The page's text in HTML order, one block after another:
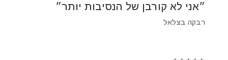
״אני לא קורבן של הנסיבות יותר״
רבקה בצלאל